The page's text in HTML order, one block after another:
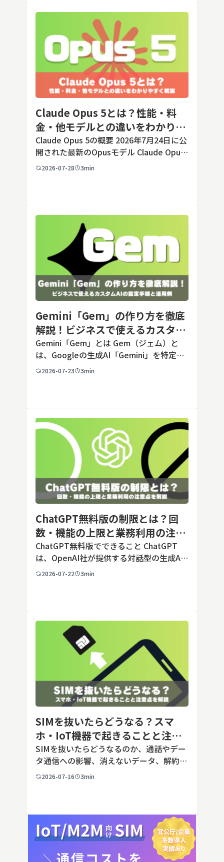
Claude Opus 5とは？性能・料
金・他モデルとの違いをわかりや
すく解説
Claude Opus 5の概要 2026年7月24日に公
開された最新のOpusモデル Claude Opus
5は、米国のAI企業Anthropic（アンソロピ
2026-07-28 3min
Gemini「Gem」の作り方を徹底
解説！ビジネスで使えるカスタム
AIの設定手順と活用例
Gemini「Gem」とは Gem（ジェム）と
は、Googleの生成AI「Gemini」を特定の
用途に合わせてカスタマイズできる機能で
2026-07-23 3min
ChatGPT無料版の制限とは？回
数・機能の上限と業務利用の注意
点を解説【2026年最新】
ChatGPT無料版でできること ChatGPT
は、OpenAI社が提供する対話型の生成AI
サービスです。アカウントを登録すれば無
2026-07-22 3min
SIMを抜いたらどうなる？スマ
ホ・IoT機器で起きることと注意
点を解説
SIMを抜いたらどうなるのか、通話やデー
タ通信への影響、消えないデータ、解約や
端末譲渡時の注意点を整理。さらに法人・
2026-07-16 3min